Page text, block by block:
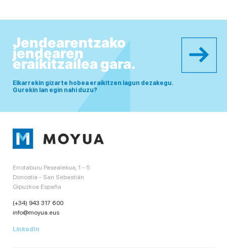
Jendearentzako
jendearen
eraikitzailea gara.
Elkarrekin gizarte hobea eraikitzen lagun dezakegu.
Gurekin lan egin nahi duzu?
Errotaburu Pasealekua, 1 - 5
Donostia - San Sebastián
Gipuzkoa España
(+34) 943 317 600
info@moyua.eus
LinkedIn